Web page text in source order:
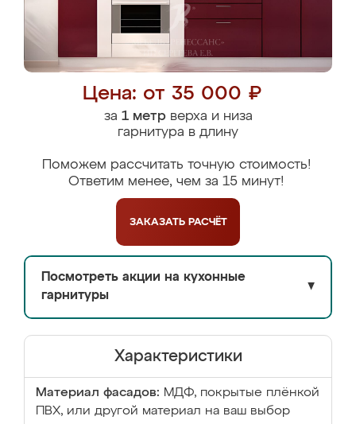
Цена: от 35 000 ₽
за 1 метрверха и низа
гарнитура в длину
Поможем рассчитать точную стоимость!
Ответим менее, чем за 15 минут!
ЗАКАЗАТЬ РАСЧЁТ
Посмотреть акции на кухонные
гарнитуры
▼
Характеристики
Материал фасадов: МДФ, покрытые плёнкой
ПВХ, или другой материал на ваш выбор